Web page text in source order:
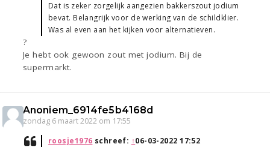
Dat is zeker zorgelijk aangezien bakkerszout jodium
bevat. Belangrijk voor de werking van de schildklier.
Was al even aan het kijken voor alternatieven.
?
Je hebt ook gewoon zout met jodium. Bij de
supermarkt.
Anoniem_6914fe5b4168d
zondag 6 maart 2022 om 17:55
roosje1976 schreef: ↑06-03-2022 17:52